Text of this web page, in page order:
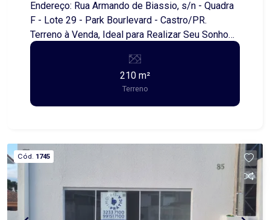
Endereço: Rua Armando de Biassio, s/n - Quadra
F - Lote 29 - Park Bourlevard - Castro/PR.
Terreno à Venda, Ideal para Realizar Seu Sonho
da Casa Própria Se você busca um espaço para
construir seu lar, este é o momento perfeito!
Disponível para venda, este terreno possui
210,00 metros quadrados de área total com
10,00 metros de frente, oferecendo ampla
acessível e de fácil circulação, o imóvel é uma
excelente oportunidade para quem deseja
no seu novo lar. Entre em contato conosco e
210 m²
Terreno
Cód. 1745